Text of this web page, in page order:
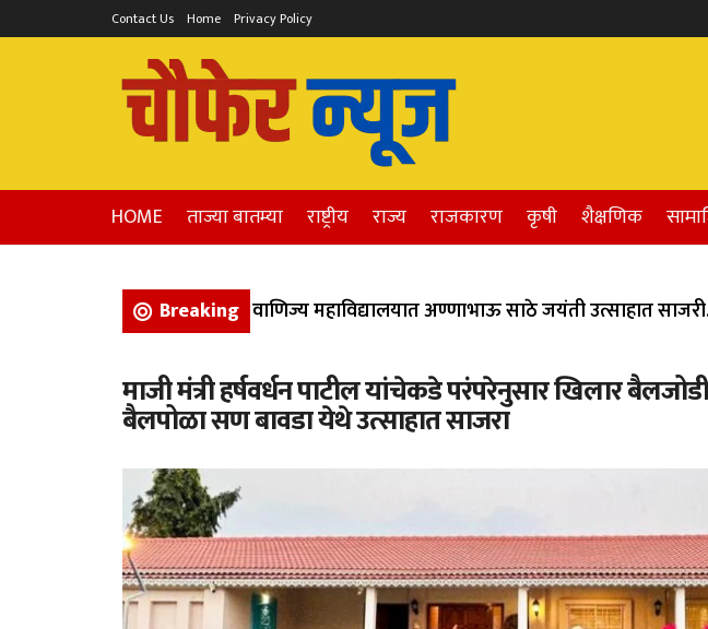
Contact Us Home Privacy Policy
HOME ताज्या बातम्या राष्ट्रीय राज्य राजकारण कृषी शैक्षणिक
Breaking
येथील कला, विज्ञान, आणि वाणिज्य महाविद्यालयात अण्णाभाऊ साठे जयंती उत्साहात साजरी.
माजी मंत्री हर्षवर्धन पाटील यांचेकडे परंपरेनुसार खिलार
बैलपोळा सण बावडा येथे उत्साहात साजरा